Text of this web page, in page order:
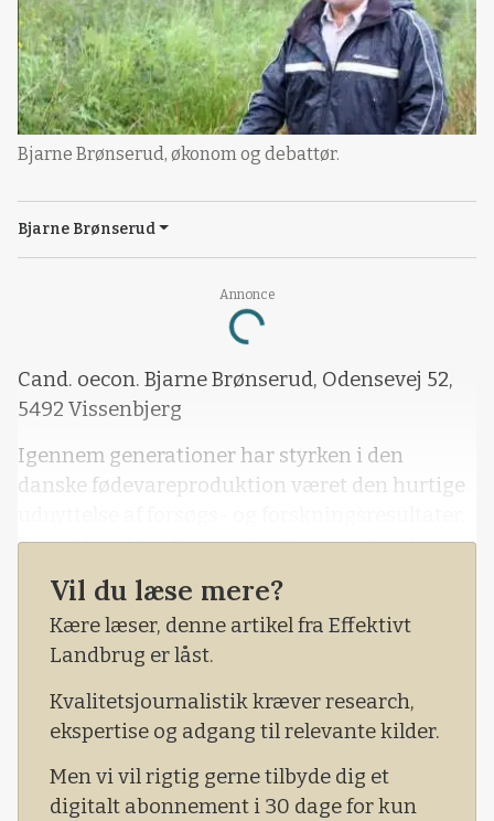
Annonce
Loading...
Bjarne Brønserud, økonom og debattør.
Bjarne Brønserud
Cand. oecon. Bjarne Brønserud, Odensevej 52,
5492 Vissenbjerg
Igennem generationer har styrken i den
danske fødevareproduktion været den hurtige
Dette i kombination med et internationalt
orienteret fødevarehåndværk har skabt
fundamentet for vore dages fødevareklynge.
Vil du læse mere?
Kære læser, denne artikel fra Effektivt
Landbrug er låst.
Kvalitetsjournalistik kræver research,
ekspertise og adgang til relevante kilder.
Men vi vil rigtig gerne tilbyde dig et
digitalt abonnement i 30 dage for kun